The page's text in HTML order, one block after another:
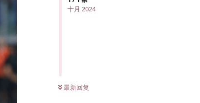
十月 2024
最新回复